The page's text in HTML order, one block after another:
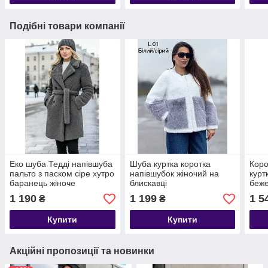
Подібні товари компанії
Еко шуба Тедді напівшуба
пальто з паском сіре хутро
баранець жіноче
1 190 ₴
Купити
Шуба куртка коротка
напівшубок жіночий на
блискавці
1 199₴
Купити
1
Акційні пропозиції та новинки